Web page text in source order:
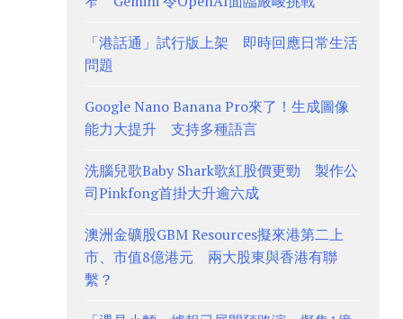
「港話通」試行版上架 即時回應日常生活
問題
Google Nano Banana Pro來了！生成圖像
能力大提升 支持多種語言
洗腦兒歌Baby Shark歌紅股價更勁 製作公
司Pinkfong首掛大升逾六成
澳洲金礦股GBM Resources擬來港第二上
市、市值8億港元 兩大股東與香港有聯
繫？